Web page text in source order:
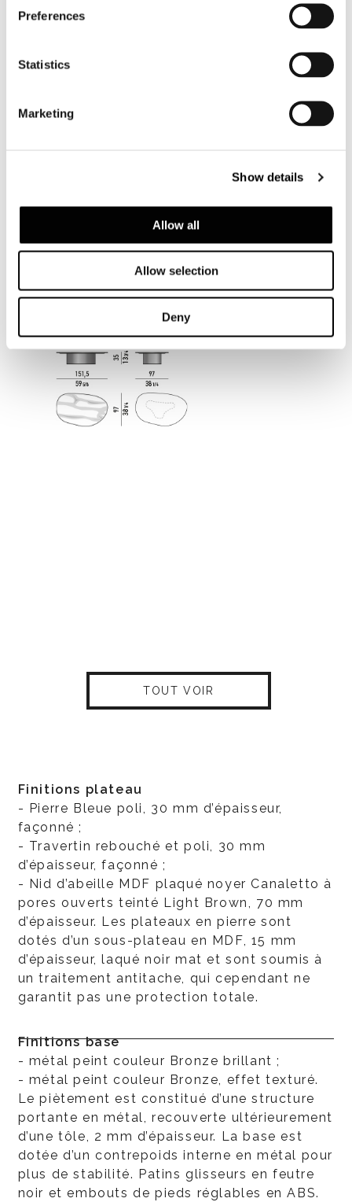
Preferences
Statistics
Marketing
Show details
Allow all
Allow selection
Deny
TOUT VOIR
Finitions plateau
- Pierre Bleue poli, 30 mm d’épaisseur,
façonné ;
- Travertin rebouché et poli, 30 mm
d’épaisseur, façonné ;
- Nid d’abeille MDF plaqué noyer Canaletto à
pores ouverts teinté Light Brown, 70 mm
d’épaisseur. Les plateaux en pierre sont
dotés d’un sous-plateau en MDF, 15 mm
d’épaisseur, laqué noir mat et sont soumis à
un traitement antitache, qui cependant ne
garantit pas une protection totale.
Finitions base
- métal peint couleur Bronze brillant ;
- métal peint couleur Bronze, effet texturé.
Le piètement est constitué d’une structure
portante en métal, recouverte ultérieurement
d’une tôle, 2 mm d’épaisseur. La base est
dotée d’un contrepoids interne en métal pour
plus de stabilité. Patins glisseurs en feutre
noir et embouts de pieds réglables en ABS.